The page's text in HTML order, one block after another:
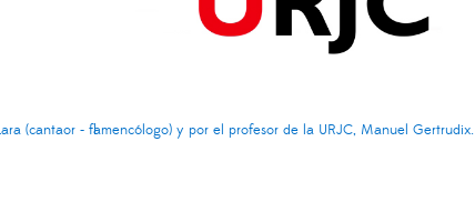
(cantaor - flamencólogo) y por el profesor de la URJC, Manuel Gertrudix.